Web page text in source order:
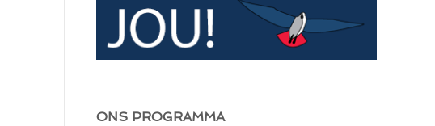
ONS PROGRAMMA